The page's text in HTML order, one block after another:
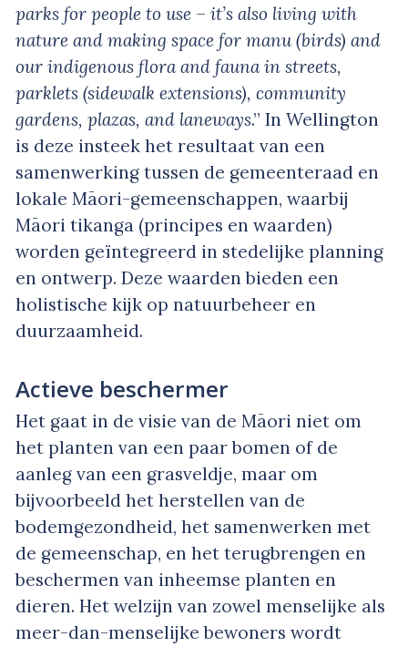
parks for people to use – it’s also living with
nature and making space for manu (birds) and
our indigenous flora and fauna in streets,
parklets (sidewalk extensions), community
gardens, plazas, and laneways.” In Wellington
is deze insteek het resultaat van een
samenwerking tussen de gemeenteraad en
lokale Māori-gemeenschappen, waarbij
Māori tikanga (principes en waarden)
worden geïntegreerd in stedelijke planning
en ontwerp. Deze waarden bieden een
holistische kijk op natuurbeheer en
duurzaamheid.
Actieve beschermer
Het gaat in de visie van de Māori niet om
het planten van een paar bomen of de
aanleg van een grasveldje, maar om
bijvoorbeeld het herstellen van de
bodemgezondheid, het samenwerken met
de gemeenschap, en het terugbrengen en
beschermen van inheemse planten en
dieren. Het welzijn van zowel menselijke als
meer-dan-menselijke bewoners wordt